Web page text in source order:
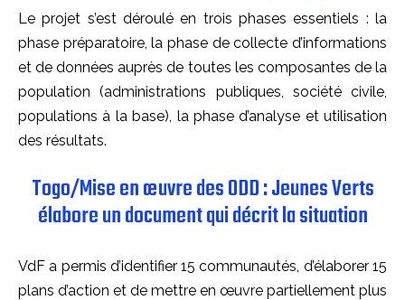
Le projet s’est déroulé en trois phases essentiels : la
phase préparatoire, la phase de collecte d’informations
et de données auprès de toutes les composantes de la
population (administrations publiques, société civile,
populations à la base), la phase d’analyse et utilisation
des résultats.
Togo/Mise en œuvre des ODD : Jeunes Verts
élabore un document qui décrit la situation
VdF a permis d’identifier 15 communautés, d’élaborer 15
plans d’action et de mettre en œuvre partiellement plus